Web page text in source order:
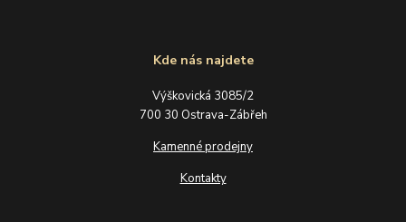
Kde nás najdete
Výškovická 3085/2
700 30 Ostrava-Zábřeh
Kamenné prodejny
Kontakty